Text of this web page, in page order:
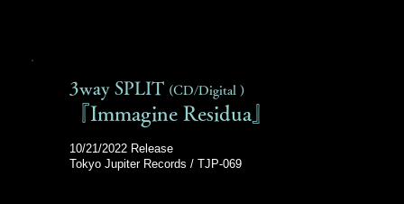
3way SPLIT (CD/Digital )
『Immagine Residua』
10/21/2022 Release
Tokyo Jupiter Records / TJP-069